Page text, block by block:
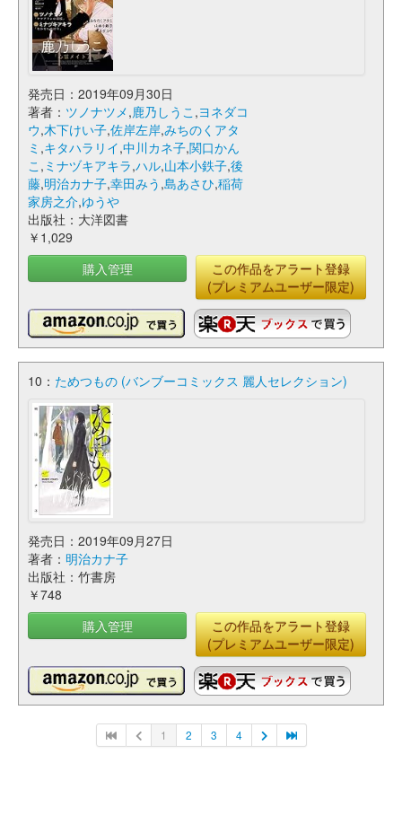
発売日：2019年09月30日
著者： ツノナツメ,鹿乃しうこ ,ヨネダコ
ウ,木下けい子,佐岸左岸,みちのくアタ
ミ ,キタハラリイ,中川カネ子,関口かん
こ , ミナヅキアキラ,ハル,山本小鉄子,後
藤,明治カナ子,幸田みう ,島あさひ,稲荷
家房之介,ゆうや
出版社：大洋図書
￥1,029
購入管理
この作品をアラート登録
(プレミアムユーザー限定)
10： ためつもの (バンブーコミックス 麗人セレクション)
発売日：2019年09月27日
著者： 明治カナ子
出版社：竹書房
￥748
購入管理
この作品をアラート登録
(プレミアムユーザー限定)
1 2 3 4